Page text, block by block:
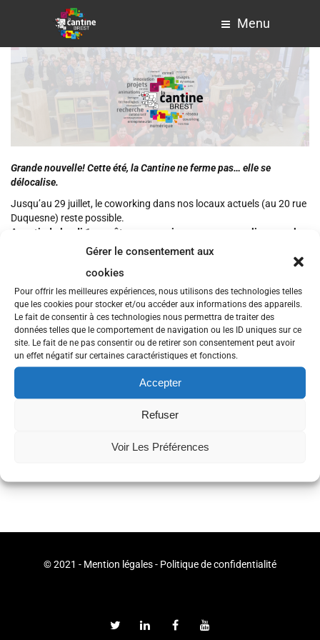
Gérer le consentement aux
cookies
Pour offrir les meilleures expériences, nous utilisons des technologies telles
que les cookies pour stocker et/ou accéder aux informations des appareils.
Le fait de consentir à ces technologies nous permettra de traiter des
données telles que le comportement de navigation ou les ID uniques sur ce
site. Le fait de ne pas consentir ou de retirer son consentement peut avoir
un effet négatif sur certaines caractéristiques et fonctions.
Accepter
Refuser
Voir Les Préférences
Menu
Grande nouvelle! Cette été, la Cantine ne ferme pas… elle se
délocalise.
Jusqu’au 29 juillet, le coworking dans nos locaux actuels (au 20 rue
Duquesne) reste possible.
A partir du lundi 1er août, nous ouvrirons un nouveau lieu pour les
coworkers au 19 rue Jean Macé, au rez-de-chaussée des locaux
installation, décoration et toutes les joyeusetés liées à un
aménagement.
Si vous souhaitez contribuer de quelque manière que ce soit (don de
mobilier, plantes vertes, de temps pour décorer ou imaginer des
dispositifs sympathiques), n’hésitez pas à nous rejoindre!
Tags Brest Coworking Nouveaux Locaux
© 2021 - Mention légales- Politique de confidentialité